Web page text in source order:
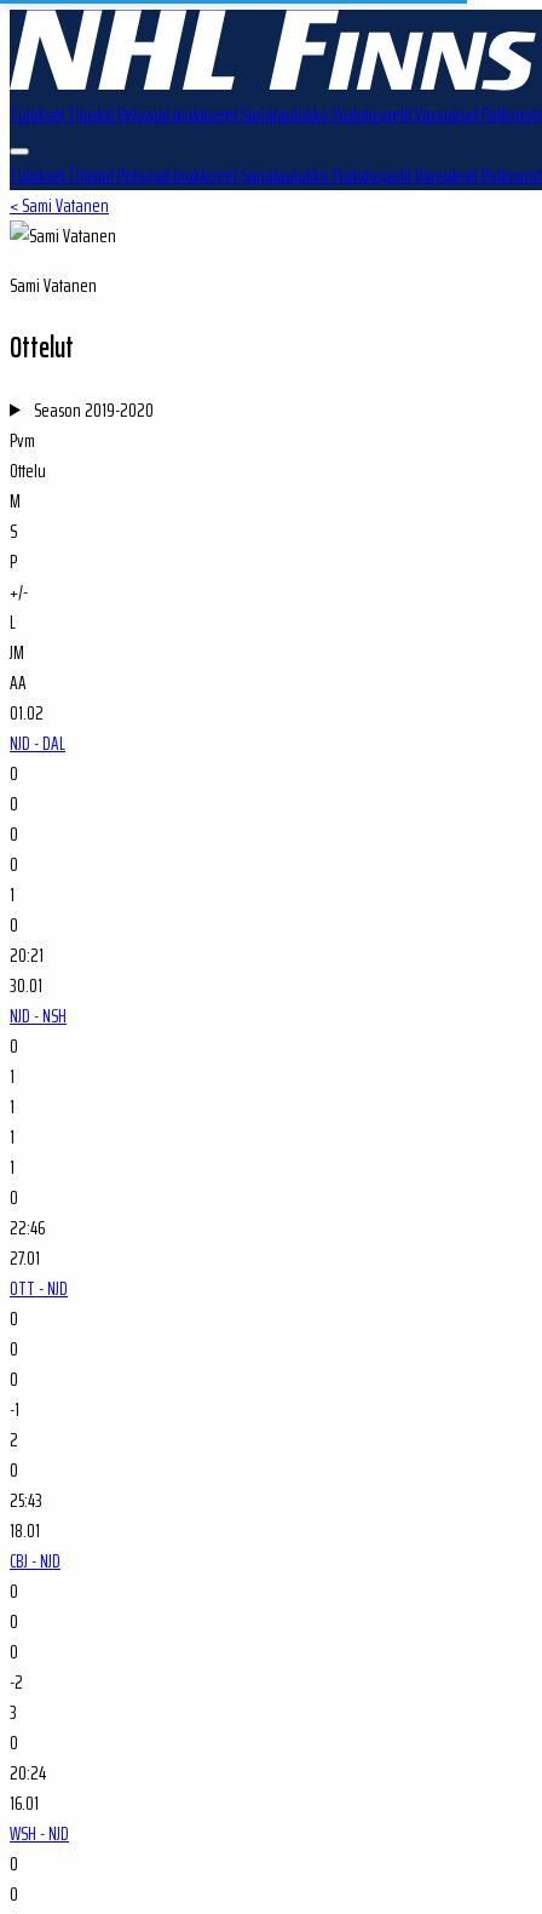
TuloksetTilastotPelaajatJoukkueetSarjataulukkoPudotuspelitVarauksetPalkinnot
TuloksetTilastotPelaajatJoukkueetSarjataulukkoPudotuspelitVarauksetPalkinnot
< Sami Vatanen
Sami Vatanen
Ottelut
Season2019-2020
Pvm
Ottelu
M
S
P
+/-
L
JM
AA
01.02
NJD - DAL
0
0
0
0
1
0
20:21
30.01
NJD - NSH
0
1
1
1
1
0
22:46
27.01
OTT - NJD
0
0
0
-1
2
0
25:43
18.01
CBJ - NJD
0
0
0
-2
3
0
20:24
16.01
WSH - NJD
0
0